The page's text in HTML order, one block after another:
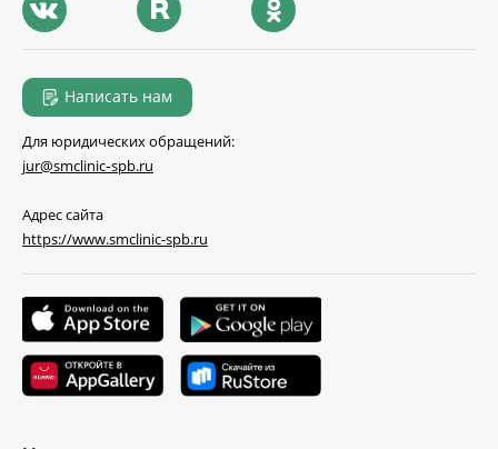
Написать нам
Для юридических обращений:
jur@smclinic‑spb.ru
Адрес сайта
https://www.smclinic-spb.ru